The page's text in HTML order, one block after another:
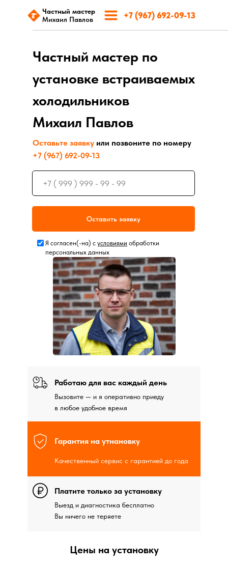
+7 (967) 692-09-13
Михаил Павлов
Частный мастер
Частный мастер по
установке встраиваемых
холодильников
Михаил Павлов
Оставить заявку
Я согласен(-на) с условиями обработки
персональных данных
Оставьте заявку или позвоните по номеру
+7 (967) 692-09-13
Работаю для вас каждый день
Вызовите — и я оперативно приеду
в любое удобное время
Гарантия на утнановку
Качественный сервис с гарантией до года
Платите только за установку
Выезд и диагностика бесплатно
Вы ничего не теряете
Цены на установку